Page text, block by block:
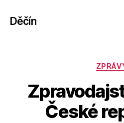
Děčín
České